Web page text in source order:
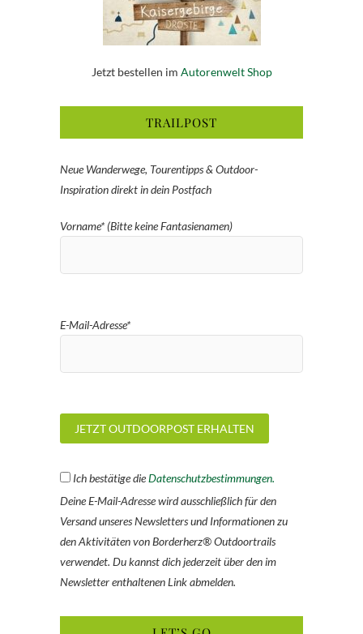
Jetzt bestellen im Autorenwelt Shop
TRAILPOST
Neue Wanderwege, Tourentipps & Outdoor-
Inspiration direkt in dein Postfach
Vorname* (Bitte keine Fantasienamen)
E-Mail-Adresse*
Ich bestätige dieDatenschutzbestimmungen.
Deine E-Mail-Adresse wird ausschließlich für den
Versand unseres Newsletters und Informationen zu
den Aktivitäten von Borderherz® Outdoortrails
verwendet. Du kannst dich jederzeit über den im
Newsletter enthaltenen Link abmelden.